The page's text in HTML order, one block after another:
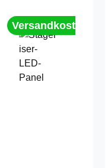
Versandkostenfrei